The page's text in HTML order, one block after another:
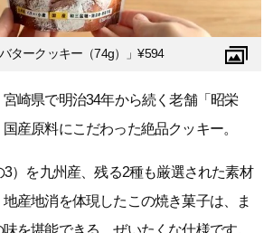
タークッキー（74g）」¥594
崎県で明治34年から続く老舗「昭栄
産原料にこだわった絶品クッキー。
3）を九州産、残る2種も厳選された素材
産地消を体現したこの焼き菓子は、ま
を堪能できる、ぜいたくな仕様です。